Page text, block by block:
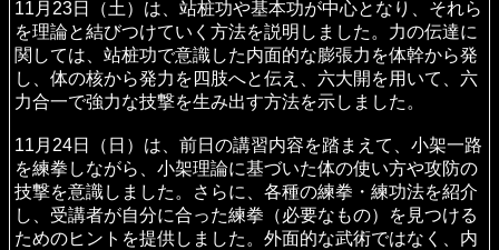
11月23日（土）は、站桩功や基本功が中心となり、それら
を理論と結びつけていく方法を説明しました。力の伝達に
関しては、站桩功で意識した内面的な膨張力を体幹から発
し、体の核から発力を四肢へと伝え、六大開を用いて、六
力合一で強力な技撃を生み出す方法を示しました。
11月24日（日）は、前日の講習内容を踏まえて、小架一路
を練拳しながら、小架理論に基づいた体の使い方や攻防の
技撃を意識しました。さらに、各種の練拳・練功法を紹介
し、受講者が自分に合った練拳（必要なもの）を見つける
ためのヒントを提供しました。外面的な武術ではなく、内